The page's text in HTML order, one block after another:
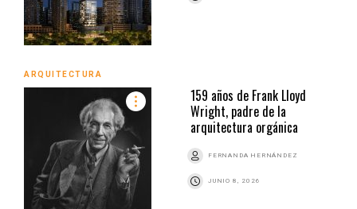
ARQUITECTURA
159 años de Frank Lloyd
Wright, padre de la
arquitectura orgánica
FERNANDA HERNÁNDEZ
JUNIO 8, 2026